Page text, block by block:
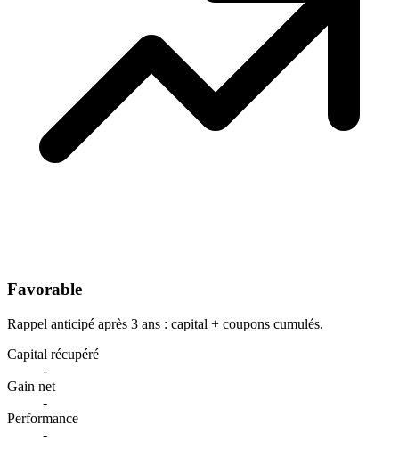
Favorable
Rappel anticipé après 3 ans : capital + coupons cumulés.
Capital récupéré
-
Gain net
-
Performance
-